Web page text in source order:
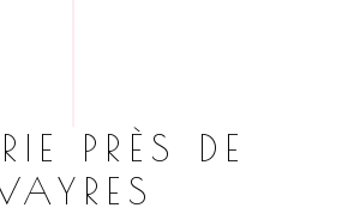
PRÈS DE